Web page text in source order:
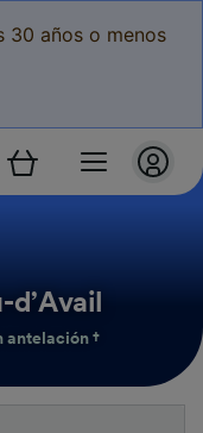
30 años o menos
antelación †